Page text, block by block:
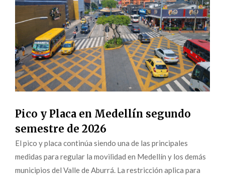
Pico y Placa en Medellín segundo
semestre de 2026
El pico y placa continúa siendo una de las principales
medidas para regular la movilidad en Medellín y los demás
municipios del Valle de Aburrá. La restricción aplica para